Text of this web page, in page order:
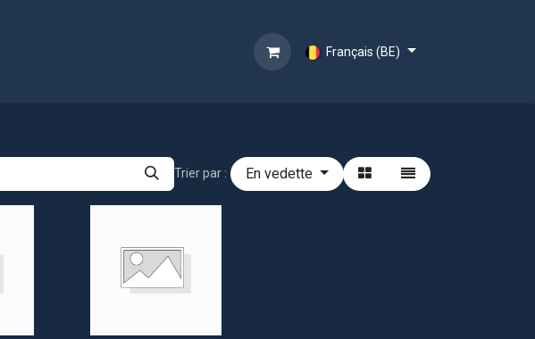
Français (BE)
Trier par : En vedette